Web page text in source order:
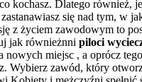
kochasz. Dlatego również,
się nad tym, w
z życiem zawodowym to
jak równieżnni piloci
nowych miejsc , a oprócz
Wybierz zawód, który